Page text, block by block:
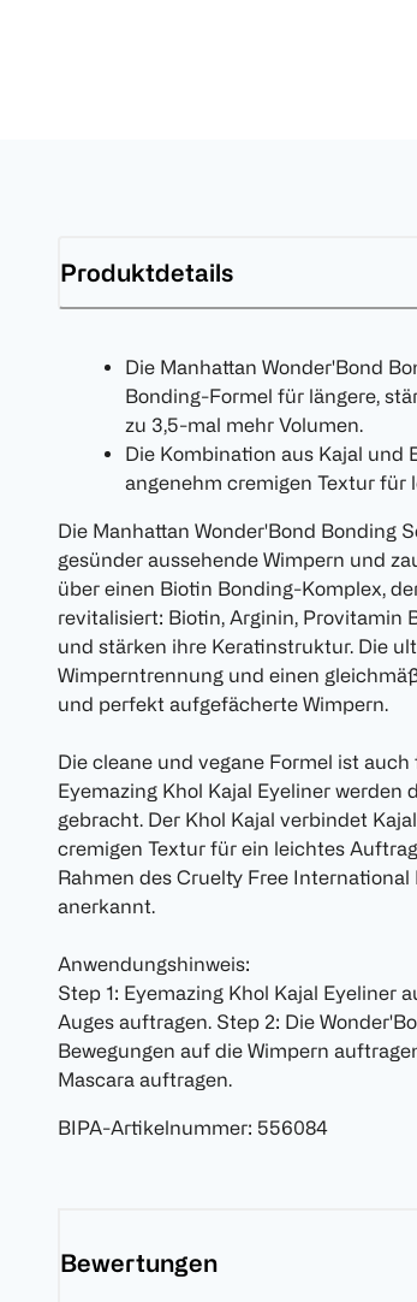
Produktdetails
Die Manhattan Wonder'Bond
Bonding-Formel für längere,
zu 3,5-mal mehr Volumen.
Die Kombination aus Kajal und
angenehm cremigen Textur für
Die Manhattan Wonder'Bond Bonding
gesünder aussehende Wimpern und
über einen Biotin Bonding-Komplex,
revitalisiert: Biotin, Arginin, Provitamin
und stärken ihre Keratinstruktur. Die
Wimperntrennung und einen
und perfekt aufgefächerte Wimpern.
Die cleane und vegane Formel ist
Eyemazing Khol Kajal Eyeliner
gebracht. Der Khol Kajal verbindet
cremigen Textur für ein leichtes
Rahmen des Cruelty Free
anerkannt.
Anwendungshinweis:
Step 1: Eyemazing Khol Kajal Eyeliner
Auges auftragen. Step 2: Die
Bewegungen auf die Wimpern
Mascara auftragen.
BIPA-Artikelnummer: 556084
Bewertungen